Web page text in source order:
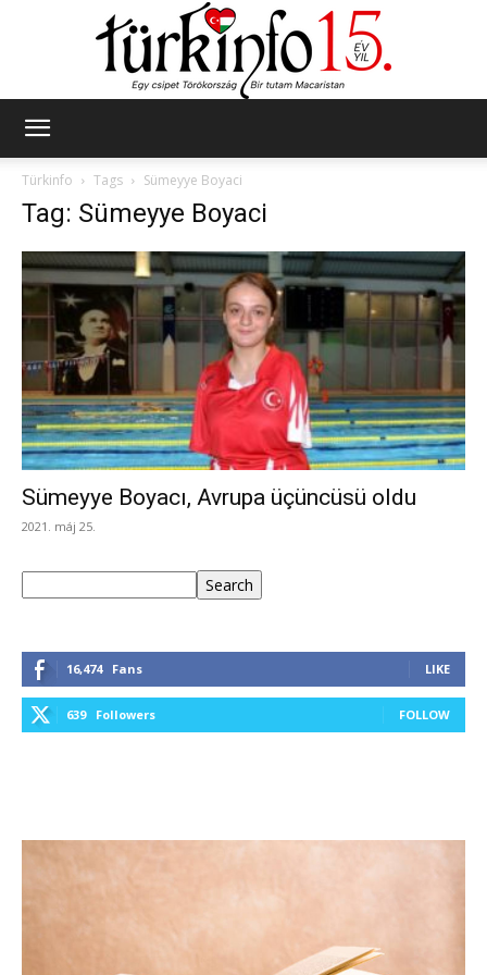
Türkinfo
Tags Sümeyye Boyaci
Tag: Sümeyye Boyaci
Sümeyye Boyacı, Avrupa üçüncüsü oldu
2021. máj 25.
Search
16,474 Fans LIKE
639 Followers FOLLOW